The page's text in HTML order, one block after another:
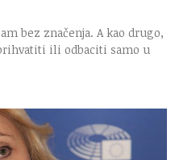
bez značenja. A kao drugo,
ili odbaciti samo u